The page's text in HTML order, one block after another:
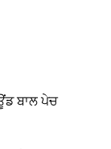
ਬਾਲ ਪੇਚ